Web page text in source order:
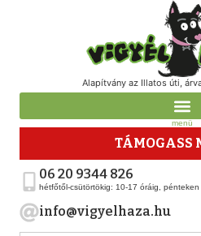
Alapítvány az Illatos úti,
menü
TÁMOGASS
06 20 9344 826
hétfőtől-csütörtökig: 10-17 óráig, pénteken
info@vigyelhaza.hu